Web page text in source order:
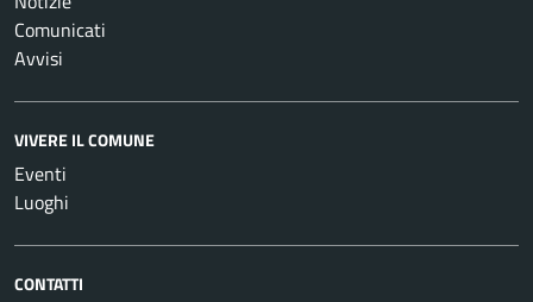
Comunicati
Avvisi
VIVERE IL COMUNE
Eventi
Luoghi
CONTATTI